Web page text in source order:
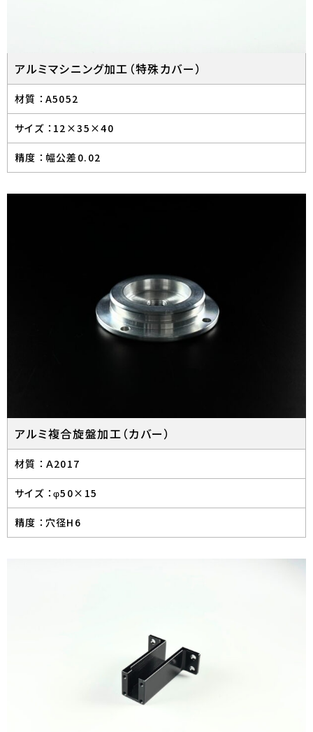
アルミマシニング加工（特殊カバー）
材質 ： A5052
サイズ ： 12×35×40
精度 ： 幅公差0.02
アルミ複合旋盤加工（カバー）
材質 ： Ａ2017
サイズ ： φ50×15
精度 ： 穴径H6